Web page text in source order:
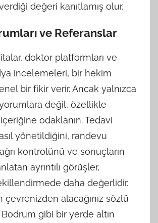
verdiği değeri kanıtlamış olur.
ve Referanslar
doktor platformları ve
incelemeleri, bir hekim
bir fikir verir. Ancak yalnızca
yorumlara değil, özellikle
odaklanın. Tedavi
yönetildiğini, randevu
kontrolünü ve sonuçların
anlatan ayrıntılı görüşler,
daha değerlidir.
çevrenizden alacağınız sözlü
gibi bir yerde altın